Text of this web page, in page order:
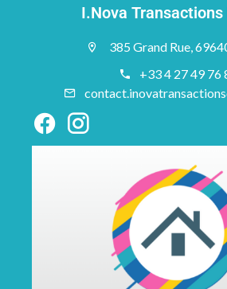
I.Nova Transactions
385 Grand Rue,
+33 4 27 49 76